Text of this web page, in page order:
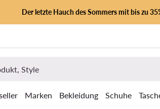
Der letzte Hauch des Sommers mit bis zu
Marken Bekleidung Schuhe